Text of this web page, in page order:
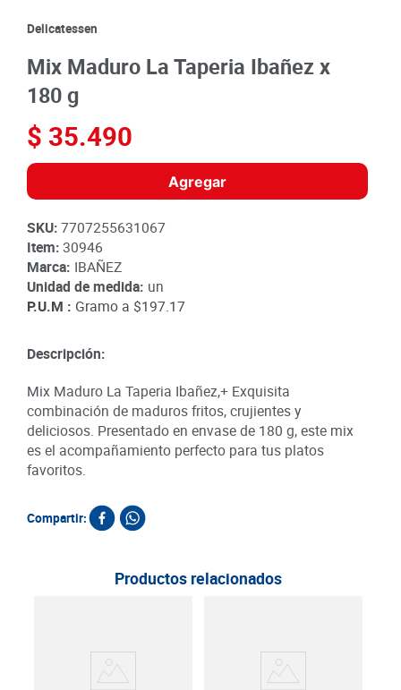
9.
queso
10
papa
Delicatessen
Mix Maduro La Taperia Ibañez x
180 g
$ 35.490
Agregar
SKU:7707255631067
Item:30946
Marca: IBAÑEZ
Unidad de medida: un
P.U.M : Gramo a $197.17
Descripción:
Mix Maduro La Taperia Ibañez,+ Exquisita
combinación de maduros fritos, crujientes y
deliciosos. Presentado en envase de 180 g, este mix
es el acompañamiento perfecto para tus platos
favoritos.
Compartir:
Productos relacionados